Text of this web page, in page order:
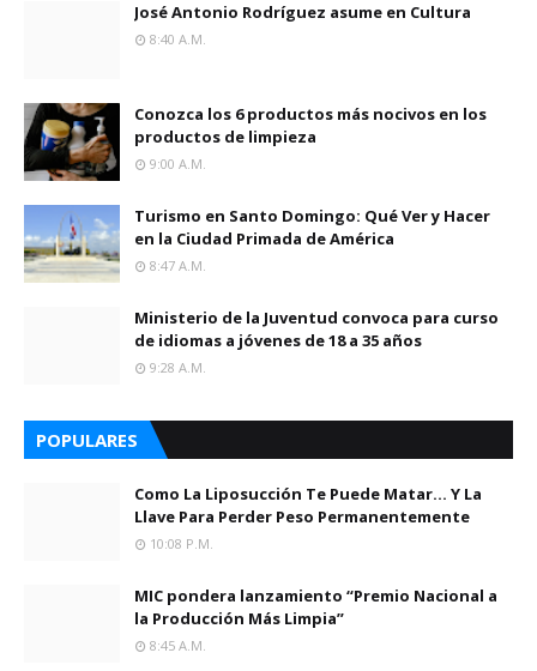
José Antonio Rodríguez asume en Cultura
8:40 A.m.
Conozca los 6 productos más nocivos en los
productos de limpieza
9:00 A.m.
Turismo en Santo Domingo: Qué Ver y Hacer
en la Ciudad Primada de América
8:47 A.m.
Ministerio de la Juventud convoca para curso
de idiomas a jóvenes de 18 a 35 años
9:28 A.m.
POPULARES
Como La Liposucción Te Puede Matar… Y La
Llave Para Perder Peso Permanentemente
10:08 P.m.
MIC pondera lanzamiento “Premio Nacional a
la Producción Más Limpia”
8:45 A.m.